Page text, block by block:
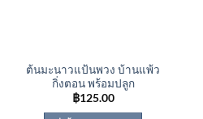
ต้นมะนาวแป้นพวง บ้านแพ้ว
กิ่งตอน พร้อมปลูก
฿125.00